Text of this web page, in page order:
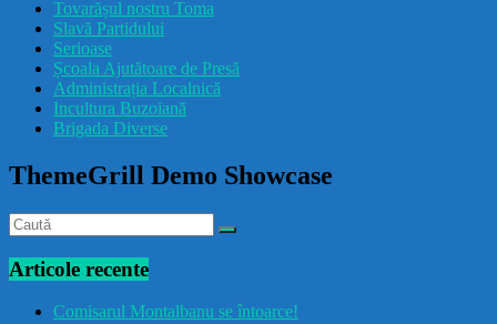
drăcușorulbuzoian
Tovarășul nostru Toma
Slavă Partidului
Serioase
Școala Ajutătoare de Presă
Administrația Localnică
Incultura Buzoiană
Brigada Diverse
ThemeGrill Demo Showcase
Articole recente
Comisarul Montalbanu se întoarce!